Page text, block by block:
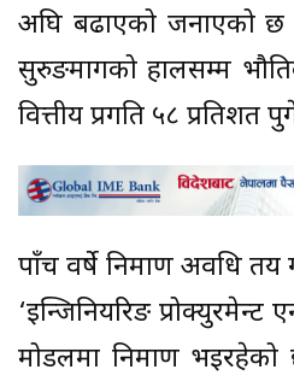
अघि बढाएको जनाएको
सुरुङमार्गको हालसम्म
वित्तीय प्रगति ५८ प्रतिशत
पाँच वर्षे निर्माण अवधि
‘इन्जिनियरिङ प्रोक्युरमेन्ट
मोडलमा निर्माण